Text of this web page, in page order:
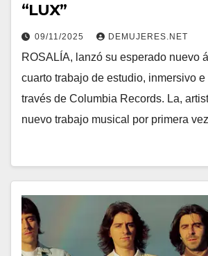
“LUX”
09/11/2025 DEMUJERES.NET
ROSALÍA, lanzó su esperado nuevo
cuarto trabajo de estudio, inmersivo e
través de Columbia Records. La,
nuevo trabajo musical por primera